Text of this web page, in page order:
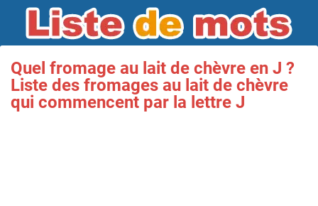
Quel fromage au lait de chèvre en J ?
Liste des fromages au lait de chèvre
qui commencent par la lettre J